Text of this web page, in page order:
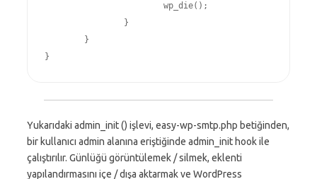
}
Yukarıdaki admin_init () işlevi, easy-wp-smtp.php betiğinden,
bir kullanıcı admin alanına eriştiğinde admin_init hook ile
çalıştırılır. Günlüğü görüntülemek / silmek, eklenti
yapılandırmasını içe / dışa aktarmak ve WordPress